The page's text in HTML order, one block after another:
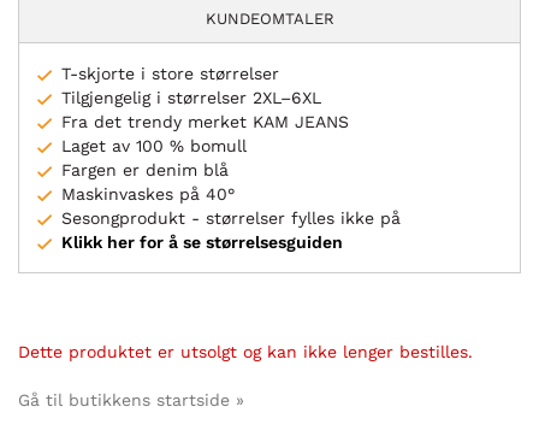
KUNDEOMTALER
T-skjorte i store størrelser
Tilgjengelig i størrelser 2XL–6XL
Fra det trendy merket KAM JEANS
Laget av 100 % bomull
Fargen er denim blå
Maskinvaskes på 40°
Sesongprodukt - størrelser fylles ikke på
Klikk her for å se størrelsesguiden
Dette produktet er utsolgt og kan ikke lenger bestilles.
Gå til butikkens startside »